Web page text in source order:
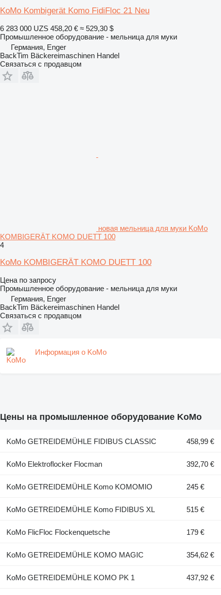
KoMo Kombigerät Komo FidiFloc 21 Neu
6 283 000 UZS 458,20 € ≈ 529,30 $
Промышленное оборудование - мельница для муки
Германия, Enger
BackTim Bäckereimaschinen Handel
Связаться с продавцом
новая мельница для муки KoMo
KOMBIGERÄT KOMO DUETT 100
4
KoMo KOMBIGERÄT KOMO DUETT 100
Цена по запросу
Промышленное оборудование - мельница для муки
Германия, Enger
BackTim Bäckereimaschinen Handel
Связаться с продавцом
Информация о KoMo
Цены на промышленное оборудование KoMo
KoMo GETREIDEMÜHLE FIDIBUS CLASSIC 458,99 €
KoMo Elektroflocker Flocman 392,70 €
KoMo GETREIDEMÜHLE Komo KOMOMIO 245 €
KoMo GETREIDEMÜHLE Komo FIDIBUS XL 515 €
KoMo FlicFloc Flockenquetsche 179 €
KoMo GETREIDEMÜHLE KOMO MAGIC 354,62 €
KoMo GETREIDEMÜHLE KOMO PK 1 437,92 €